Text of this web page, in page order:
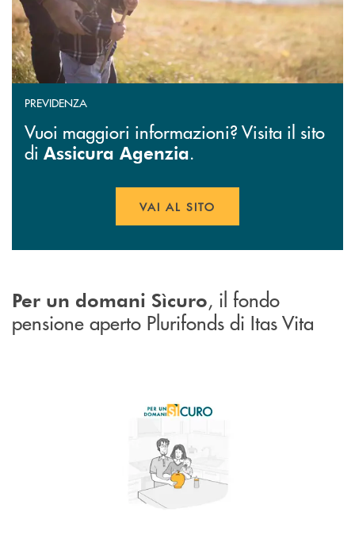
PREVIDENZA
Vuoi maggiori informazioni? Visita il sito
di Assicura Agenzia.
VAI AL SITO
Per un domani Sìcuro, il fondo
pensione aperto Plurifonds di Itas Vita